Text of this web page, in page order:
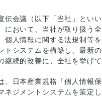
伝会議（以下「当社」とい
において、当社が取り扱う
個人情報に関する法規制等
トシステムを構築し、最新
継続的改善に、全社を挙げ
、日本産業規格「個人情報
ネジメントシステムを策定